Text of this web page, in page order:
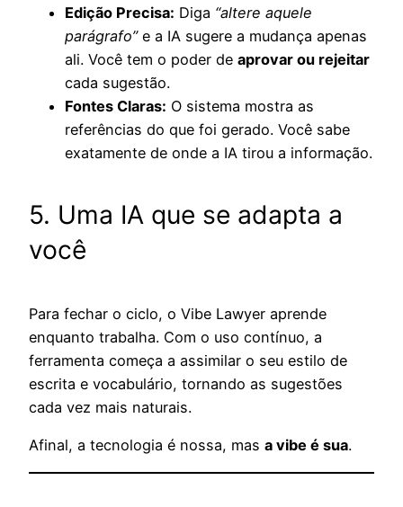
Edição Precisa: Diga “altere aquele
parágrafo”e a IA sugere a mudança apenas
ali. Você tem o poder de aprovar ou rejeitar
cada sugestão.
Fontes Claras: O sistema mostra as
referências do que foi gerado. Você sabe
exatamente de onde a IA tirou a informação.
5. Uma IA que se adapta a
você
Para fechar o ciclo, o Vibe Lawyer aprende
enquanto trabalha. Com o uso contínuo, a
ferramenta começa a assimilar o seu estilo de
escrita e vocabulário, tornando as sugestões
cada vez mais naturais.
Afinal, a tecnologia é nossa, mas a vibe é sua.